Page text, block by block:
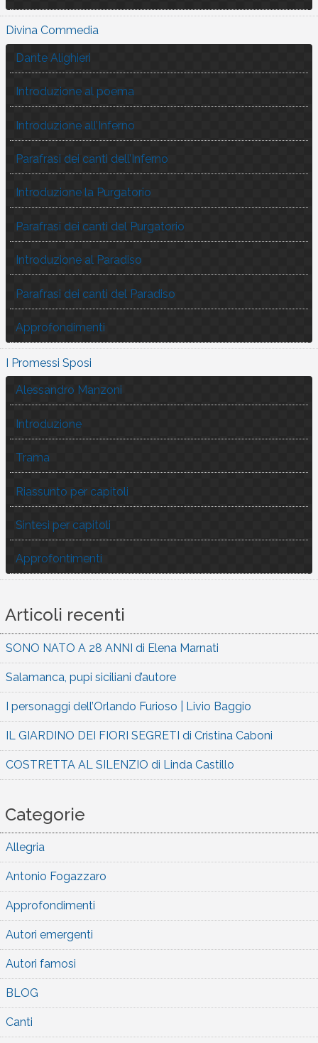
Divina Commedia
Dante Alighieri
Introduzione al poema
Introduzione all’Inferno
Parafrasi dei canti dell’Inferno
Introduzione la Purgatorio
Parafrasi dei canti del Purgatorio
Introduzione al Paradiso
Parafrasi dei canti del Paradiso
Approfondimenti
I Promessi Sposi
Alessandro Manzoni
Introduzione
Trama
Riassunto per capitoli
Sintesi per capitoli
Approfontimenti
Articoli recenti
SONO NATO A 28 ANNI di Elena Marnati
Salamanca, pupi siciliani d’autore
I personaggi dell’Orlando Furioso | Livio Baggio
IL GIARDINO DEI FIORI SEGRETI di Cristina Caboni
COSTRETTA AL SILENZIO di Linda Castillo
Categorie
Allegria
Antonio Fogazzaro
Approfondimenti
Autori emergenti
Autori famosi
BLOG
Canti